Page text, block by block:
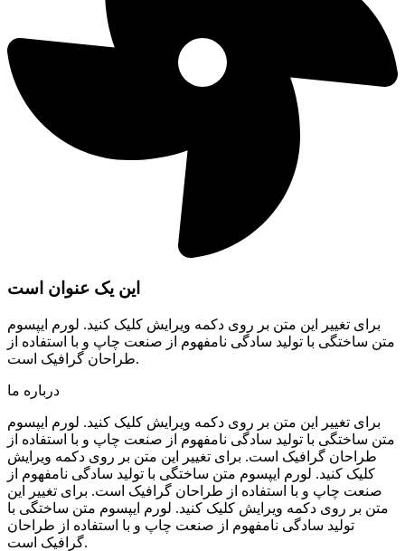
این یک عنوان است
برای تغییر این متن بر روی دکمه ویرایش کلیک کنید. لورم ایپسوم
متن ساختگی با تولید سادگی نامفهوم از صنعت چاپ و با استفاده از
طراحان گرافیک است.
درباره ما
برای تغییر این متن بر روی دکمه ویرایش کلیک کنید. لورم ایپسوم
متن ساختگی با تولید سادگی نامفهوم از صنعت چاپ و با استفاده از
طراحان گرافیک است. برای تغییر این متن بر روی دکمه ویرایش
کلیک کنید. لورم ایپسوم متن ساختگی با تولید سادگی نامفهوم از
صنعت چاپ و با استفاده از طراحان گرافیک است. برای تغییر این
متن بر روی دکمه ویرایش کلیک کنید. لورم ایپسوم متن ساختگی با
تولید سادگی نامفهوم از صنعت چاپ و با استفاده از طراحان
گرافیک است.